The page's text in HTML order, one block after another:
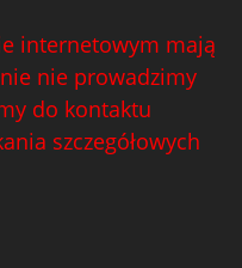
internetowym mają
nie prowadzimy
do kontaktu
szczegółowych